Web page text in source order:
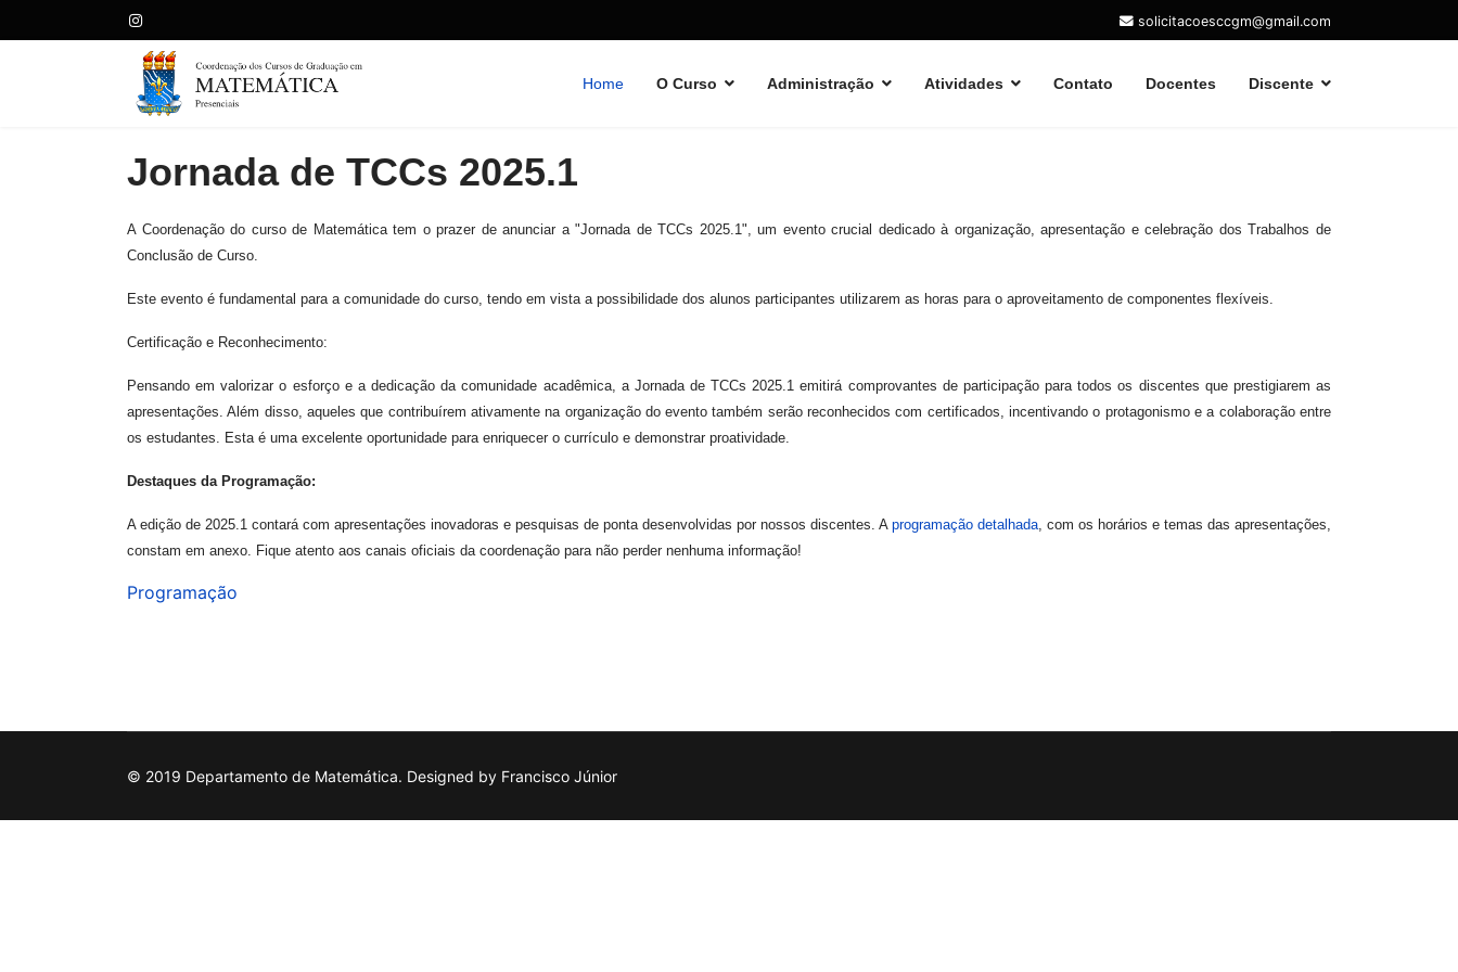
solicitacoesccgm@gmail.com
Home O Curso Administração Atividades Contato Docentes Discente
Jornada de TCCs 2025.1
A Coordenação do curso de Matemática tem o prazer de anunciar a "Jornada de TCCs 2025.1", um evento crucial dedicado à organização, apresentação e celebração dos Trabalhos de
Conclusão de Curso.
Este evento é fundamental para a comunidade do curso, tendo em vista a possibilidade dos alunos participantes utilizarem as horas para o aproveitamento de componentes flexíveis.
Certificação e Reconhecimento:
Pensando em valorizar o esforço e a dedicação da comunidade acadêmica, a Jornada de TCCs 2025.1 emitirá comprovantes de participação para todos os discentes que prestigiarem as
apresentações. Além disso, aqueles que contribuírem ativamente na organização do evento também serão reconhecidos com certificados, incentivando o protagonismo e a colaboração entre
os estudantes. Esta é uma excelente oportunidade para enriquecer o currículo e demonstrar proatividade.
Destaques da Programação:
A edição de 2025.1 contará com apresentações inovadoras e pesquisas de ponta desenvolvidas por nossos discentes. A programação detalhada, com os horários e temas das apresentações,
constam em anexo. Fique atento aos canais oficiais da coordenação para não perder nenhuma informação!
Programação
© 2019 Departamento de Matemática. Designed by Francisco Júnior